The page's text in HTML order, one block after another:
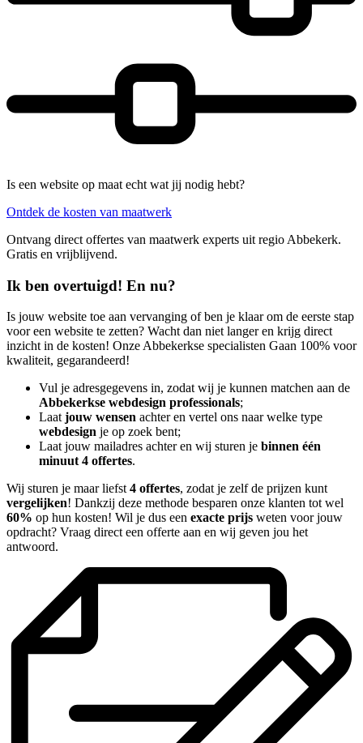
Is een website op maat echt wat jij nodig hebt?
Ontdek de kosten van maatwerk
Ontvang direct offertes van maatwerk experts uit regio Abbekerk.
Gratis en vrijblijvend.
Ik ben overtuigd! En nu?
Is jouw website toe aan vervanging of ben je klaar om de eerste stap
voor een website te zetten? Wacht dan niet langer en krijg direct
inzicht in de kosten! Onze Abbekerkse specialisten Gaan 100% voor
kwaliteit, gegarandeerd!
Vul je adresgegevens in, zodat wij je kunnen matchen aan de
Abbekerkse webdesign professionals;
Laat jouw wensen achter en vertel ons naar welke type
webdesign je op zoek bent;
Laat jouw mailadres achter en wij sturen je binnen één
minuut 4 offertes.
Wij sturen je maar liefst 4 offertes, zodat je zelf de prijzen kunt
vergelijken! Dankzij deze methode besparen onze klanten tot wel
60% op hun kosten! Wil je dus een exacte prijs weten voor jouw
opdracht? Vraag direct een offerte aan en wij geven jou het
antwoord.